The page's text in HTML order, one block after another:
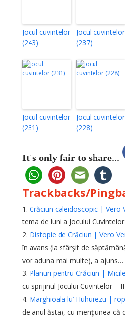
Jocul cuvintelor
(243)
Jocul cuvintelor
(237)
Jocul cuvintelor
(231)
Jocul cuvintelor
(228)
It's only fair to share...
Trackbacks/
Crăciun caleidoscopic | Vero
tema de luni a Jocului
Distopie de Crăciun | Vero
în avans (la sfârşit de
vor aduna mai multe), a ajuns…
Planuri pentru Crăciun |
cu sprijinul Jocului Cuvintelor –
Marghioala lu’ Huhurezu |
de anul ăsta), cu menţiunea că